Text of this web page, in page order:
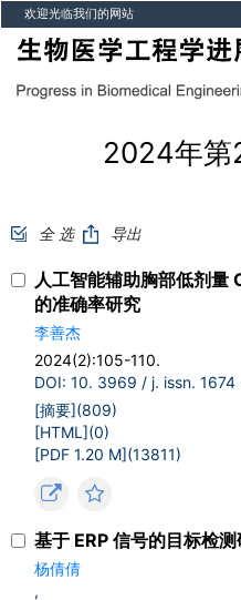
欢迎光临我们的网站
2024年第
全 选 导出
人工智能辅助胸部低剂量
的准确率研究
李善杰
2024(2):105-110.
DOI: 10. 3969 / j. issn.
[摘要](809)
[HTML](0)
[PDF 1.20 M](13811)
基于 ERP 信号的目标检
杨倩倩
,